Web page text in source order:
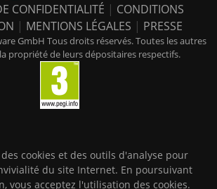
CONFIDENTIALITÉ | CONDITIONS
| MENTIONS LÉGALES | PRESSE
GmbH Tous droits réservés. Toutes les autres
propriété de leurs dépositaires respectifs.
cookies et des outils d'analyse pour
du site Internet. En poursuivant
vous acceptez l'utilisation des cookies.